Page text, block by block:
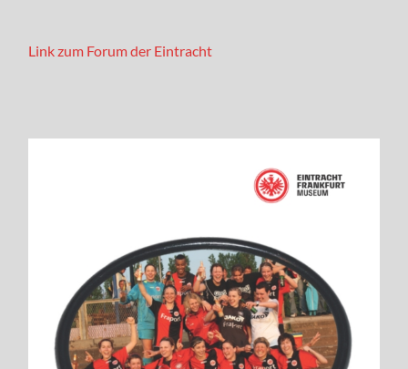
Link zum Forum der Eintracht